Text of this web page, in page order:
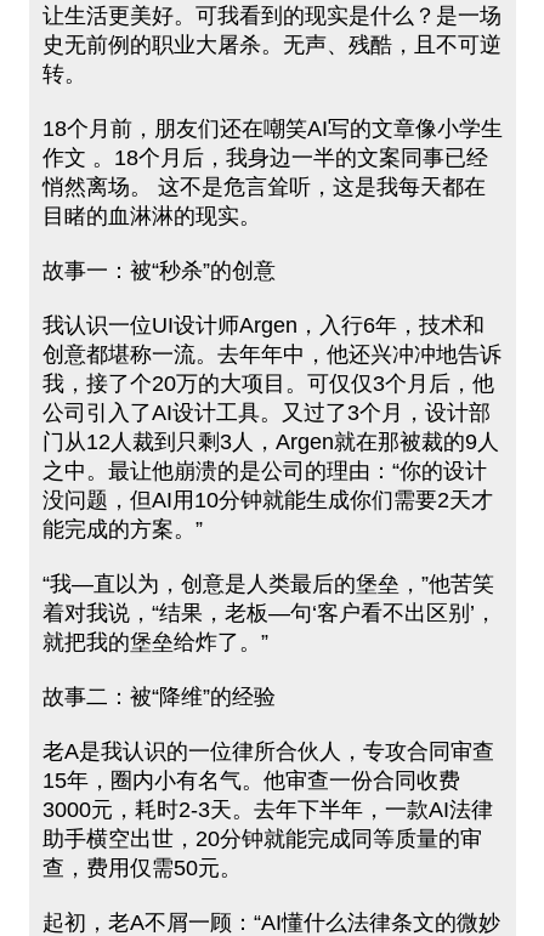
让生活更美好。可我看到的现实是什么？是一场
史无前例的职业大屠杀。⽆声、残酷，且不可逆
转。
18个月前，朋友们还在嘲笑AI写的文章像小学生
作⽂ 。18个月后，我身边一半的文案同事已经
悄然离场。 这不是危言耸听，这是我每天都在
目睹的血淋淋的现实。
故事一：被“秒杀”的创意
我认识一位UI设计师Argen，入行6年，技术和
创意都堪称一流。去年年中，他还兴冲冲地告诉
我，接了个20万的大项目。可仅仅3个月后，他
公司引入了AI设计工具。又过了3个月，设计部
门从12⼈裁到只剩3⼈，Argen就在那被裁的9⼈
之中。最让他崩溃的是公司的理由：“你的设计
没问题，但AI用10分钟就能生成你们需要2天才
能完成的⽅案。”
“我—直以为，创意是人类最后的堡垒，”他苦笑
着对我说，“结果，老板—句‘客户看不出区别’，
就把我的堡垒给炸了。”
故事⼆：被“降维”的经验
老A是我认识的⼀位律所合伙⼈，专攻合同审查
15年，圈内小有名气。他审查⼀份合同收费
3000元，耗时2-3天。去年下半年，一款AI法律
助手横空出世，20分钟就能完成同等质量的审
查，费用仅需50元。
起初，老A不屑一顾：“AI懂什么法律条文的微妙